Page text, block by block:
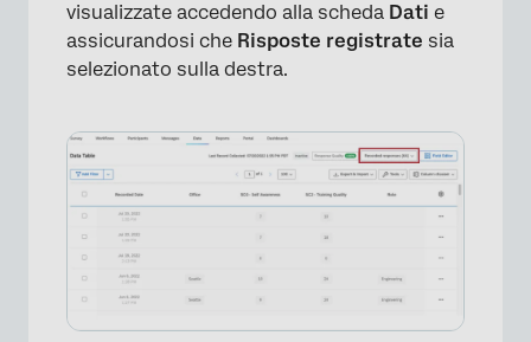
visualizzate accedendo alla scheda Dati e
assicurandosi che Risposte registrate sia
selezionato sulla destra.